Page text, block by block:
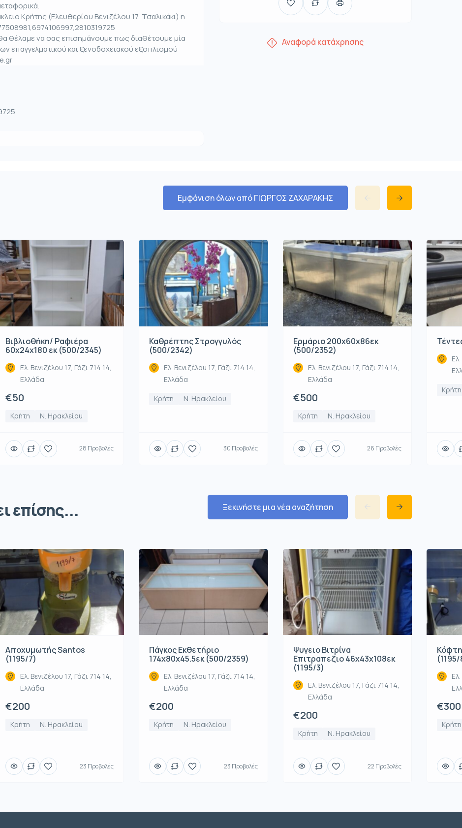
Κρήτης (Ελευθερίου Βενιζέλου 17, Τσαλικάκι) η
θέλαμε να σας επισημάνουμε πως διαθέτουμε μία
επαγγελματικού και ξενοδοχειακού εξοπλισμού
Αναφορά κατάχρησης
Εμφάνιση όλων από ΓΙΩΡΓΟΣ ΖΑΧΑΡΑΚΗΣ
Βιβλιοθήκη/ Ραφιέρα
60x24x180 εκ (500/2345)
Ελ. Βενιζέλου 17, Γάζι 714 14,
Ελλάδα
€50
Κρήτη Ν. Ηρακλείου
28 Προβολές
Καθρέπτης Στρογγυλός
(500/2342)
Ελ. Βενιζέλου 17, Γάζι 714 14,
Ελλάδα
Κρήτη Ν. Ηρακλείου
30 Προβολές
Ερμάριο 200x60x86εκ
(500/2352)
Ελ. Βενιζέλου 17, Γάζι 714 14,
Ελλάδα
€500
Κρήτη Ν. Ηρακλείου
26 Προβολές
Κρήτη
επίσης... Ξεκινήστε μια νέα αναζήτηση
Αποχυμωτής Santos
(1195/7)
Ελ. Βενιζέλου 17, Γάζι 714 14,
Ελλάδα
€200
Κρήτη Ν. Ηρακλείου
23 Προβολές
Πάγκος Εκθετήριο
174x80x45.5εκ (500/2359)
Ελ. Βενιζέλου 17, Γάζι 714 14,
Ελλάδα
€200
Κρήτη Ν. Ηρακλείου
23 Προβολές
Ψυγειο Βιτρίνα
Επιτραπεζιο 46x43x108εκ
(1195/3)
Ελ. Βενιζέλου 17, Γάζι 714 14,
Ελλάδα
€200
Κρήτη Ν. Ηρακλείου
22 Προβολές
€300
Κρήτη